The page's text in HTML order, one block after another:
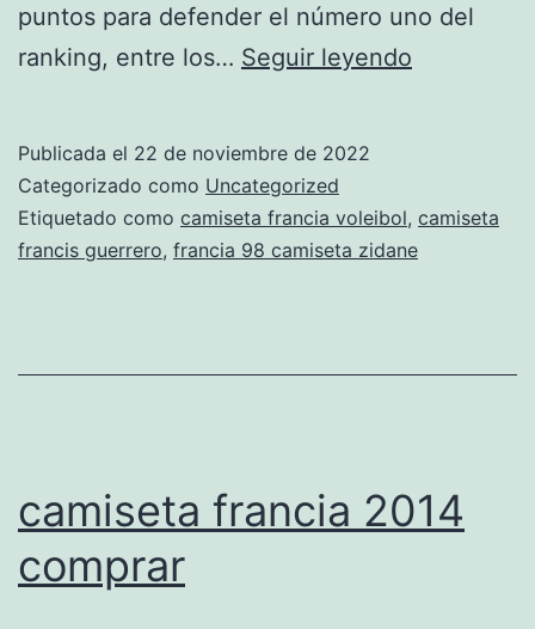
puntos para defender el número uno del
ranking, entre los… Seguir leyendo
Publicada el 22 de noviembre de 2022
Categorizado como Uncategorized
Etiquetado como camiseta francia voleibol, camiseta
francis guerrero, francia 98 camiseta zidane
camiseta francia 2014
comprar